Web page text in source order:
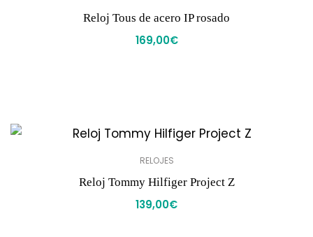
Reloj Tous de acero IP rosado
169,00€
RELOJES
Reloj Tommy Hilfiger Project Z
139,00€